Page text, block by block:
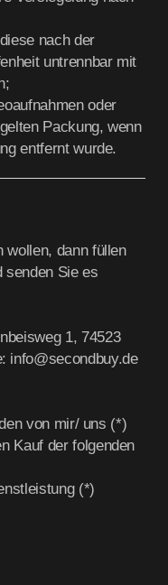
nach der
untrennbar mit
oder
Packung, wenn
entfernt wurde.
wollen, dann füllen
senden Sie es
1, 74523
info@secondbuy.de
von mir/ uns (*)
Kauf der folgenden
(*)